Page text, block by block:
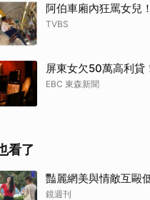
阿伯車廂內狂罵女兒
TVBS
屏東女欠50萬高利貸
EBC 東森新聞
看了
豔麗網美與情敵互毆
鏡週刊